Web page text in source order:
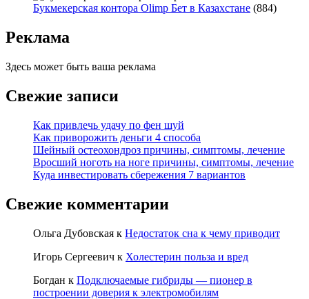
Букмекерская контора Olimp Бет в Казахстане (884)
Реклама
Здесь может быть ваша реклама
Свежие записи
Как привлечь удачу по фен шуй
Как приворожить деньги 4 способа
Шейный остеохондроз причины, симптомы, лечение
Вросший ноготь на ноге причины, симптомы, лечение
Куда инвестировать сбережения 7 вариантов
Свежие комментарии
Ольга Дубовская к Недостаток сна к чему приводит
Игорь Сергеевич к Холестерин польза и вред
Богдан к Подключаемые гибриды — пионер в
построении доверия к электромобилям